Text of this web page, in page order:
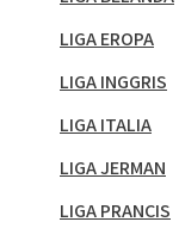
LIGA EROPA
LIGA INGGRIS
LIGA ITALIA
LIGA JERMAN
LIGA PRANCIS